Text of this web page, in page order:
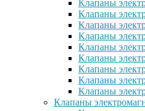
Клапаны
Клапаны
Клапаны
Клапаны
Клапаны
Клапаны
Клапаны
Клапаны
Клапаны
Клапаны